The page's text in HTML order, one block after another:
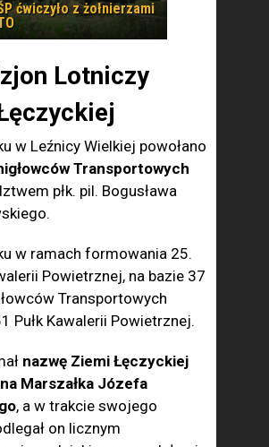
ćwiczyło z żołnierzami
Lotniczy
w Leźnicy Wielkiej powołano
Transportowych
płk. pil. Bogusława
w ramach formowania 25.
Powietrznej, na bazie 37
Transportowych
Pułk Kawalerii Powietrznej.
nazwę Ziemi Łęczyckiej
Marszałka Józefa
, a w trakcie swojego
on licznym